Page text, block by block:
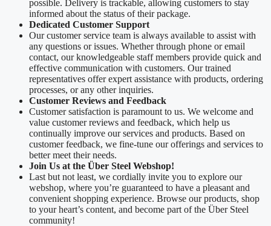
possible. Delivery is trackable, allowing customers to stay
informed about the status of their package.
Dedicated Customer Support
Our customer service team is always available to assist with
any questions or issues. Whether through phone or email
contact, our knowledgeable staff members provide quick and
effective communication with customers. Our trained
representatives offer expert assistance with products, ordering
processes, or any other inquiries.
Customer Reviews and Feedback
Customer satisfaction is paramount to us. We welcome and
value customer reviews and feedback, which help us
continually improve our services and products. Based on
customer feedback, we fine-tune our offerings and services to
better meet their needs.
Join Us at the Über Steel Webshop!
Last but not least, we cordially invite you to explore our
webshop, where you’re guaranteed to have a pleasant and
convenient shopping experience. Browse our products, shop
to your heart’s content, and become part of the Über Steel
community!